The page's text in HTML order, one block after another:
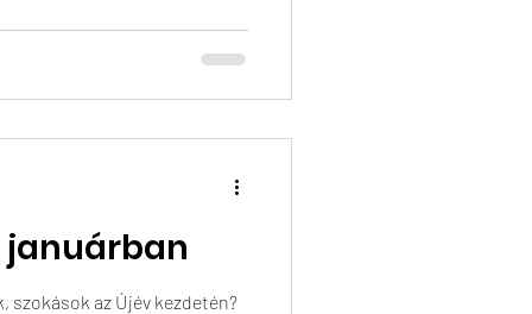
januárban
szokások az Újév kezdetén?